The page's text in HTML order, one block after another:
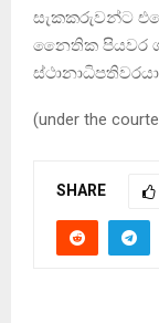
සැකකරුවන්ට
නෛතික පියවර
(under the
SHARE